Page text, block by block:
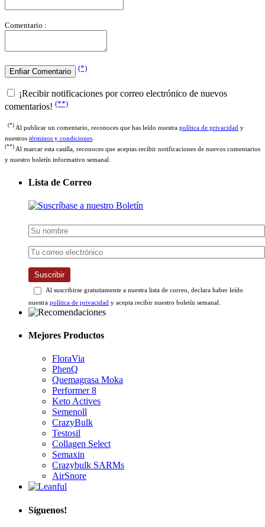
Comentario :
(*)
¡Recibir notificaciones por correo electrónico de nuevos
comentarios! (**)
(*) Al publicar un comentario, reconoces que has leído nuestra política de privacidad y
nuestros términos y condiciones
(**) Al marcar esta casilla, reconoces que aceptas recibir notificaciones de nuevos comentarios
y nuestro boletín informativo semanal.
Lista de Correo
Suscribir
Al suscribirse gratuitamente a nuestra lista de correo, declara haber leído
nuestra política de privacidad y acepta recibir nuestro boletín semanal.
Mejores Productos
FloraVia
PhenQ
Quemagrasa Moka
Performer 8
Keto Actives
Semenoll
CrazyBulk
Testosil
Collagen Select
Semaxin
Crazybulk SARMs
AirSnore
Síguenos!